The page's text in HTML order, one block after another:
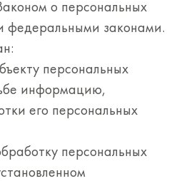
о персональных
федеральными законами.
персональных
информацию,
его персональных
персональных